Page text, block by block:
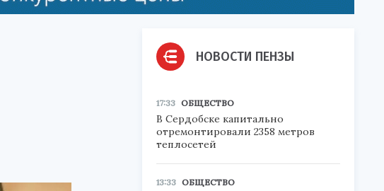
НОВОСТИ ПЕНЗЫ
17:33 ОБЩЕСТВО
В Сердобске капитально
отремонтировали 2358 метров
теплосетей
13:33 ОБЩЕСТВО